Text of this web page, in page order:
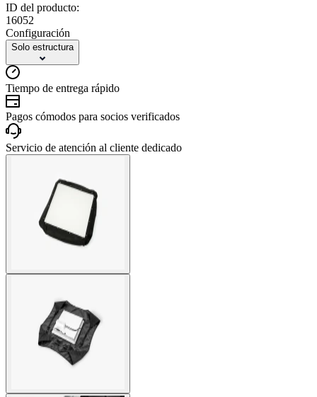
ID del producto:
16052
Configuración
Solo estructura
Tiempo de entrega rápido
Pagos cómodos para socios verificados
Servicio de atención al cliente dedicado